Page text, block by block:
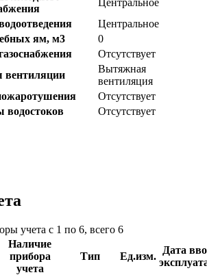
Центральное
Центральное
ям, м3
0
Отсутствует
вентиляции
Вытяжная
вентиляция
Отсутствует
водостоков
Отсутствует
учета с 1 по 6, всего 6
Наличие
прибора
учета
Тип Ед.изм.
Дата